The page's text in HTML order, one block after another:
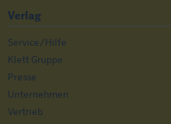
Verlag
Service/Hilfe
Klett Gruppe
Presse
Unternehmen
Vertrieb